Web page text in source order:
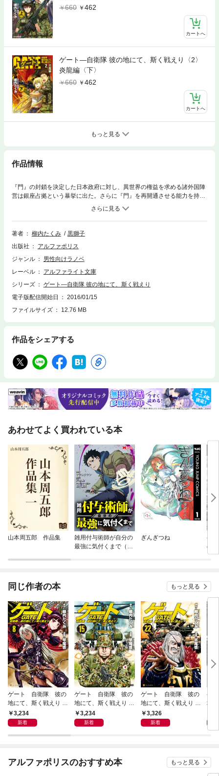
660
462
カートへ
ゲート―自衛隊 彼の地にて、斯く戦えり〈2〉
炎龍編〈下〉
660
462
カートへ
もっと見る
作品情報
『門』の封鎖を決定した日本政府に対し、異世界の権益を求める諸外国陣
営は銀座占拠という暴挙に出た。さらに『門』を再開通させる能力を持つ
魔法少女レレイが何者かに攫われ、日本は外交上窮地に追い込まれてい
く。その頃『特地』では、自衛隊の進撃の前に防戦一方だったはずのゾル
ザル軍主力が、ピニャ率いる正統政府軍の本拠地イタリカを急襲。巨大帝
国を二分する内乱は、ついに最終決戦の時を迎える――！
著者 柳内たくみ
黒獅子
出版社
アルファポリス
ジャンル
男性向けラノベ
レーベル
アルファライト文庫
シリーズ
ゲート―自衛隊 彼の地にて、斯く戦えり
電子版配信開始日
2016/01/15
ファイルサイズ
12.76 MB
作品をシェアする
あわせてよく買われている本
山本周五郎 作品集
雑用付与術師が自分の
最強に気付くまで（コ
ぎんぎつね
ゲ
の
同じ作者の本 もっと見る
ゲート 自衛隊 彼の
地にて、斯く戦えり 8
～14巻セット
3,234
新着
ゲート 自衛隊 彼の
地にて、斯く戦えり 1
5～21巻セット
3,234
新着
ゲート 自衛隊 彼の
地にて、斯く戦えり 2
2～28巻セット
3,326
新着
ゲ
地
アルファポリスのおすすめ本 もっと見る